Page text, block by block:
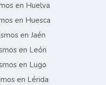
en Huelva
en Huesca
en Jaén
en León
en Lugo
en Lérida